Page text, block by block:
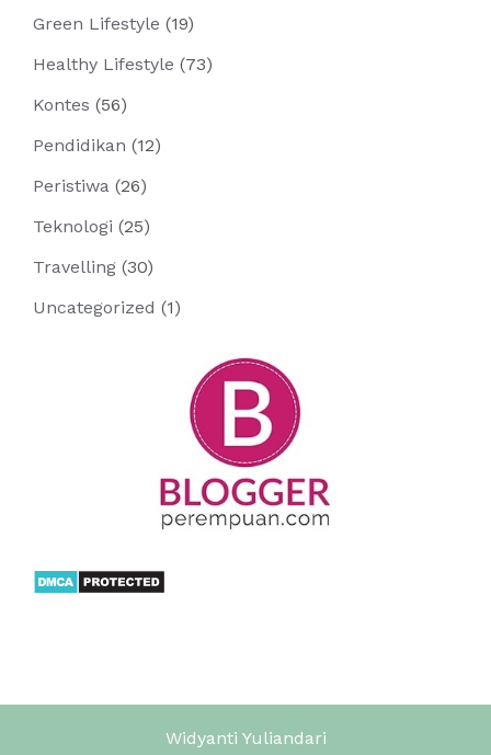
Green Lifestyle (19)
Healthy Lifestyle (73)
Kontes (56)
Pendidikan (12)
Peristiwa (26)
Teknologi (25)
Travelling (30)
Uncategorized (1)
Widyanti Yuliandari